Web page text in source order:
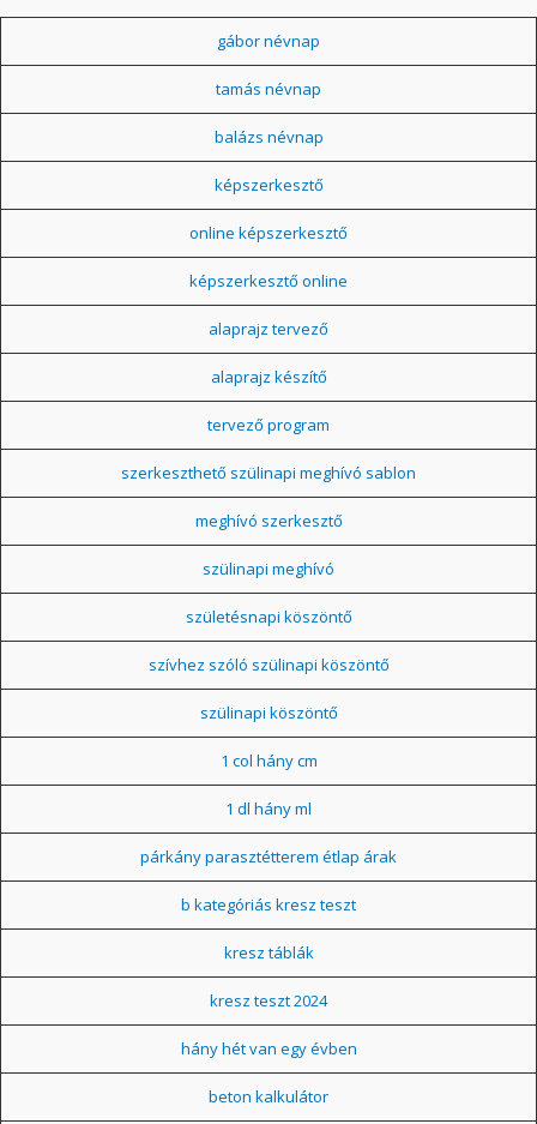
gábor névnap
tamás névnap
balázs névnap
képszerkesztő
online képszerkesztő
képszerkesztő online
alaprajz tervező
alaprajz készítő
tervező program
szerkeszthető szülinapi meghívó sablon
meghívó szerkesztő
szülinapi meghívó
születésnapi köszöntő
szívhez szóló szülinapi köszöntő
szülinapi köszöntő
1 col hány cm
1 dl hány ml
párkány parasztétterem étlap árak
b kategóriás kresz teszt
kresz táblák
kresz teszt 2024
hány hét van egy évben
beton kalkulátor